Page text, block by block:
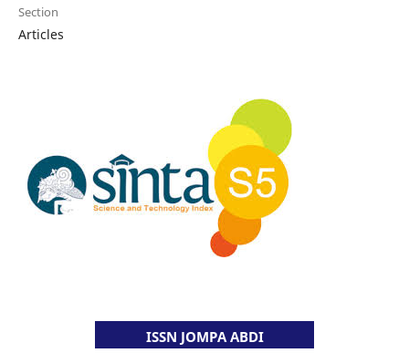
Section
Articles
ISSN JOMPA ABDI